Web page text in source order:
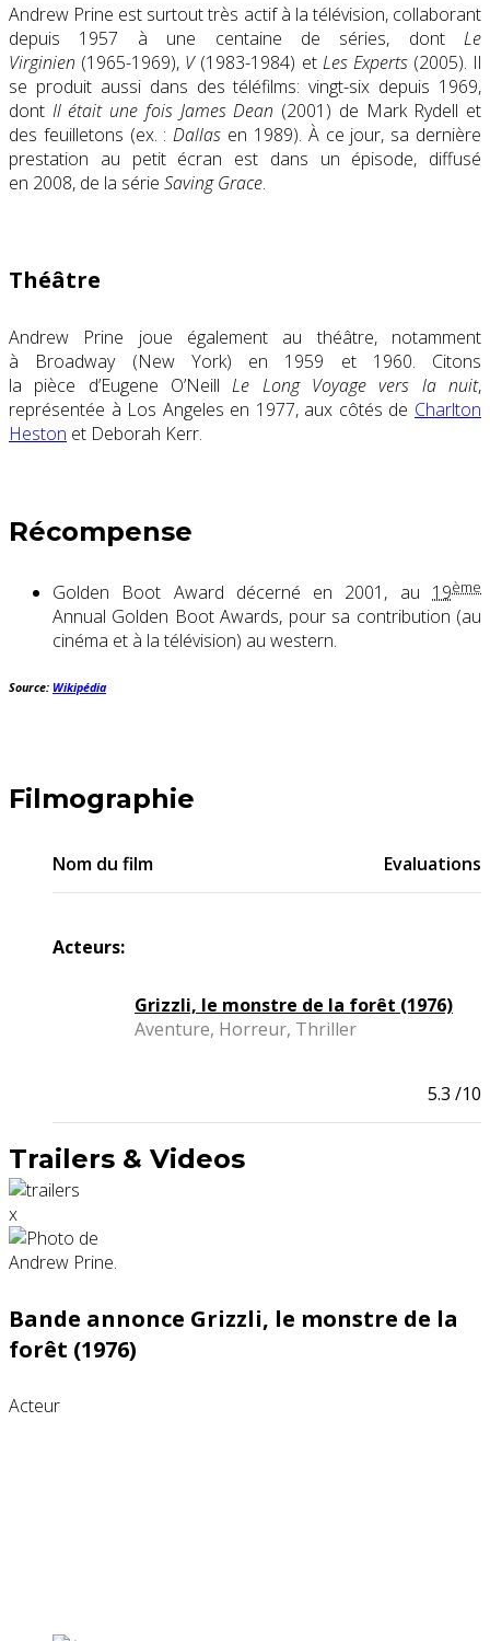
Andrew Prine est surtout très actif à la télévision, collaborant
depuis 1957 à une centaine de séries, dont Le
Virginien (1965-1969), V(1983-1984) et Les Experts(2005). Il
se produit aussi dans des téléfilms: vingt-six depuis 1969,
dont Il était une fois James Dean (2001) de Mark Rydell et
des feuilletons (ex. :Dallas en 1989). À ce jour, sa dernière
prestation au petit écran est dans un épisode, diffusé
en 2008, de la série Saving Grace.
Théâtre
Andrew Prine joue également au théâtre, notamment
à Broadway (New York) en 1959 et 1960. Citons
la pièce d’Eugene O’NeillLe Long Voyage vers la nuit,
représentée à Los Angeles en 1977, aux côtés de Charlton
Heston et Deborah Kerr.
Récompense
Golden Boot Award décerné en 2001, au 19ème
Annual Golden Boot Awards, pour sa contribution (au
cinéma et à la télévision) au western.
Source: Wikipédia
Filmographie
Nom du film Evaluations
Acteurs:
Grizzli, le monstre de la forêt (1976)
Aventure, Horreur, Thriller
5.3 /10
Trailers & Videos
x
Bande annonce Grizzli, le monstre de la
forêt (1976)
Acteur